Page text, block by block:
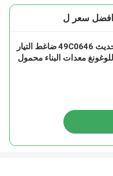
سعر ل
مصمم حديث 49C0646 ضاغط التيار
للوغونغ معدات البناء محمول